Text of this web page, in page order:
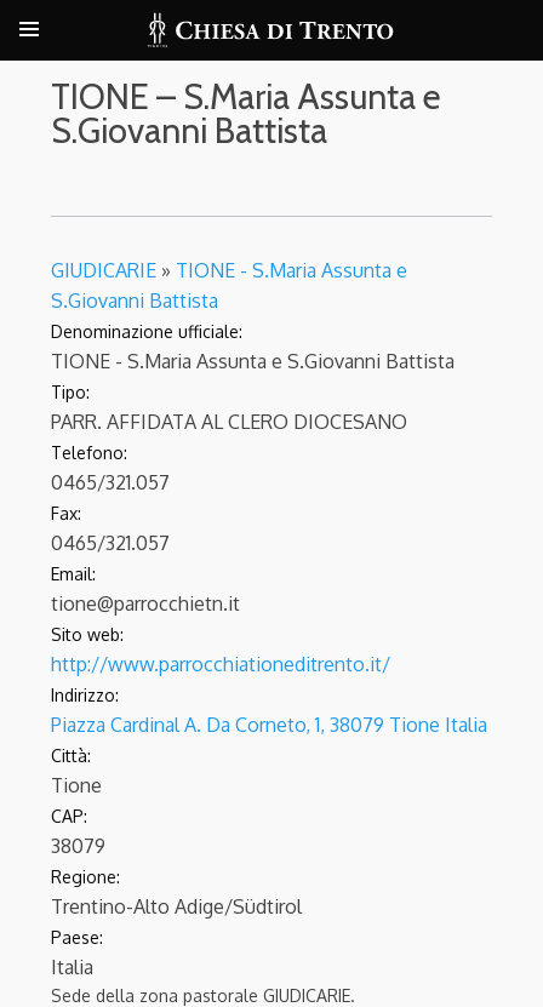
TIONE – S.Maria Assunta e
S.Giovanni Battista
GIUDICARIE » TIONE - S.Maria Assunta e
S.Giovanni Battista
Denominazione ufficiale:
TIONE - S.Maria Assunta e S.Giovanni Battista
Tipo:
PARR. AFFIDATA AL CLERO DIOCESANO
Telefono:
0465/321.057
Fax:
0465/321.057
Email:
tione@parrocchietn.it
Sito web:
http://www.parrocchiationeditrento.it/
Indirizzo:
Piazza Cardinal A. Da Corneto, 1, 38079 Tione Italia
Città:
Tione
CAP:
38079
Regione:
Trentino-Alto Adige/Südtirol
Paese:
Italia
Sede della zona pastorale GIUDICARIE.